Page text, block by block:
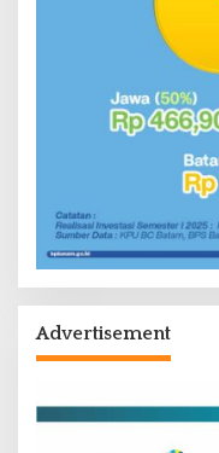
Advertisement